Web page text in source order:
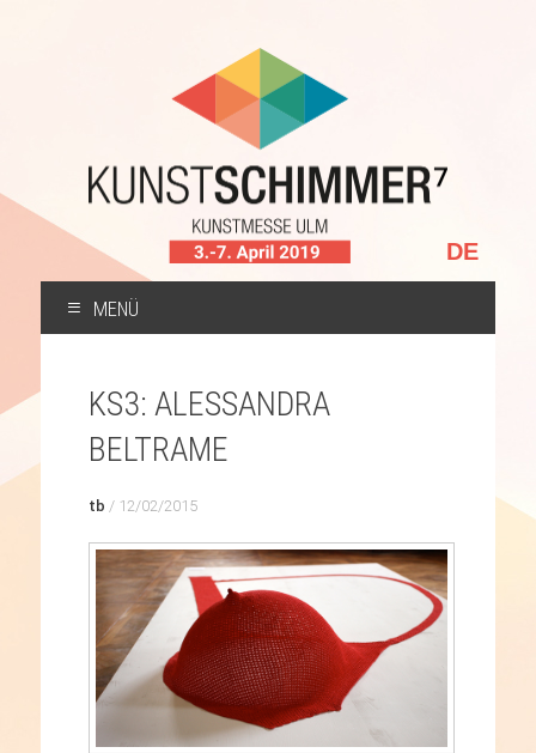
Sprache
auswählen
MENÜ
SPRINGEN
KS3: ALESSANDRA
BELTRAME
tb / 12/02/2015